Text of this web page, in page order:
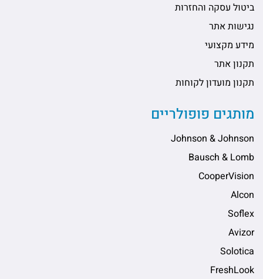
ביטול עסקה והחזרות
נגישות אתר
מידע מקצועי
תקנון אתר
תקנון מועדון לקוחות
מותגים פופולריים
Johnson & Johnson
Bausch & Lomb
CooperVision
Alcon
Soflex
Avizor
Solotica
FreshLook